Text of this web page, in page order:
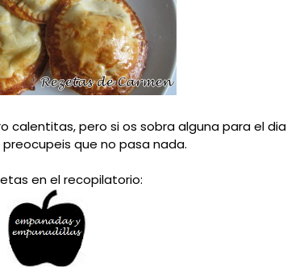
calentitas, pero si os sobra alguna para el dia
que no pasa nada.
en el recopilatorio: